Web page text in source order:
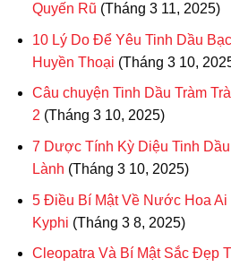
Quyến Rũ (Tháng 3 11, 2025)
10 Lý Do Để Yêu Tinh Dầu
Huyền Thoại (Tháng 3 10,
Câu chuyện Tinh Dầu Tràm
2 (Tháng 3 10, 2025)
7 Dược Tính Kỳ Diệu Tinh
Lành (Tháng 3 10, 2025)
5 Điều Bí Mật Về Nước Hoa Ai
Kyphi (Tháng 3 8, 2025)
Cleopatra Và Bí Mật Sắc Đẹp